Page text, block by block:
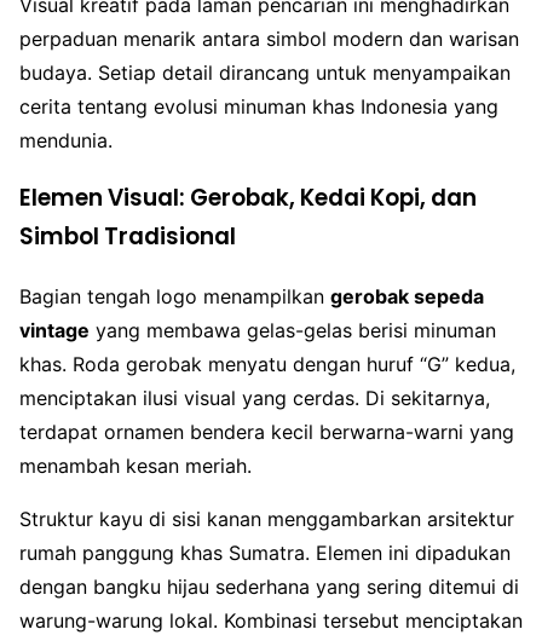
perpaduan menarik antara simbol modern dan warisan
budaya. Setiap detail dirancang untuk menyampaikan
cerita tentang evolusi minuman khas Indonesia yang
mendunia.
Elemen Visual: Gerobak, Kedai Kopi, dan
Simbol Tradisional
Bagian tengah logo menampilkan gerobak sepeda
vintage yang membawa gelas-gelas berisi minuman
khas. Roda gerobak menyatu dengan huruf “G” kedua,
menciptakan ilusi visual yang cerdas. Di sekitarnya,
terdapat ornamen bendera kecil berwarna-warni yang
menambah kesan meriah.
Struktur kayu di sisi kanan menggambarkan arsitektur
rumah panggung khas Sumatra. Elemen ini dipadukan
dengan bangku hijau sederhana yang sering ditemui di
warung-warung lokal. Kombinasi tersebut menciptakan